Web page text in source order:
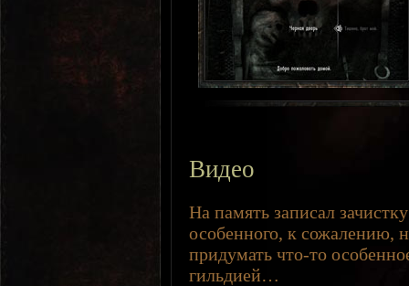
Видео
На память записал
особенного, к сожалению,
придумать что-то
гильдией…